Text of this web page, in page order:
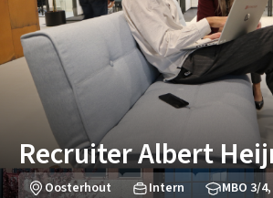
Recruiter Albert
Oosterhout Intern
MBO 3/